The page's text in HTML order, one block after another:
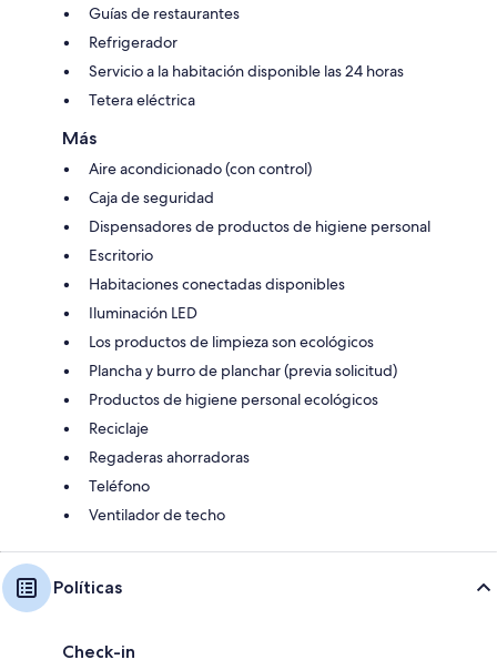
Guías de restaurantes
Refrigerador
Servicio a la habitación disponible las 24 horas
Tetera eléctrica
Más
Aire acondicionado (con control)
Caja de seguridad
Dispensadores de productos de higiene personal
Escritorio
Habitaciones conectadas disponibles
Iluminación LED
Los productos de limpieza son ecológicos
Plancha y burro de planchar (previa solicitud)
Productos de higiene personal ecológicos
Reciclaje
Regaderas ahorradoras
Teléfono
Ventilador de techo
Políticas
Check-in